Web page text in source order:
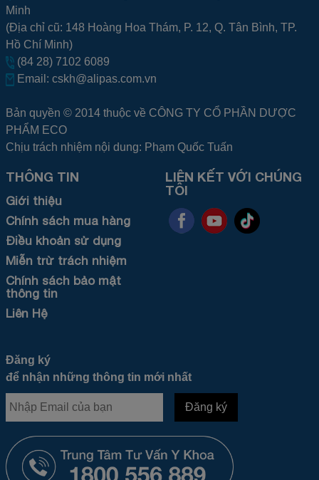
Minh
(Địa chỉ cũ: 148 Hoàng Hoa Thám, P. 12, Q. Tân Bình, TP.
Hồ Chí Minh)
(84 28) 7102 6089
Email: cskh@alipas.com.vn
Bản quyền © 2014 thuộc về CÔNG TY CỔ PHẦN DƯỢC
PHẨM ECO
Chịu trách nhiệm nội dung: Phạm Quốc Tuấn
THÔNG TIN
Giới thiệu
Chính sách mua hàng
Điều khoản sử dụng
Miễn trừ trách nhiệm
Chính sách bảo mật
thông tin
Liên Hệ
LIÊN KẾT VỚI CHÚNG
TÔI
Đăng ký
để nhận những thông tin mới nhất